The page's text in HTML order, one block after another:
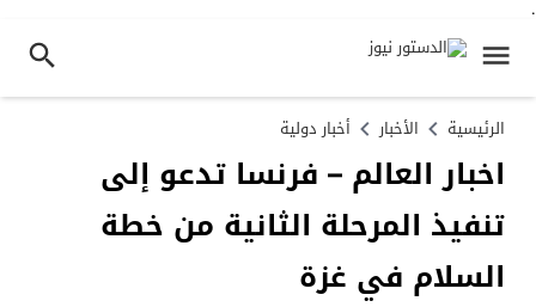
.
الرئيسية الأخبار أخبار دولية
اخبار العالم – فرنسا تدعو إلى
تنفيذ المرحلة الثانية من خطة
السلام في غزة